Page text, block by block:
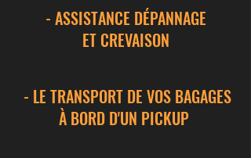
- ASSISTANCE DÉPANNAGE
ET CREVAISON
- LE TRANSPORT DE VOS BAGAGES
À BORD D'UN PICKUP